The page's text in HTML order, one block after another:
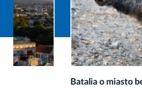
Batalia o miasto bez dzików trwa